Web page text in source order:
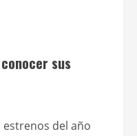
sus
del año